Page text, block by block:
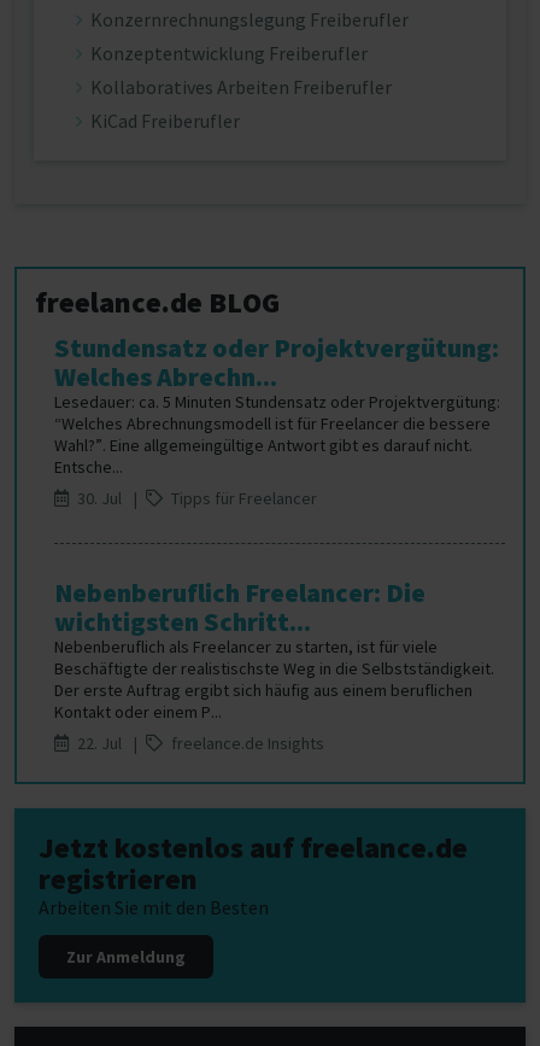
Konzernrechnungslegung Freiberufler
Konzeptentwicklung Freiberufler
Kollaboratives Arbeiten Freiberufler
KiCad Freiberufler
freelance.de BLOG
Stundensatz oder Projektvergütung:
Welches Abrechn...
Lesedauer: ca. 5 Minuten Stundensatz oder Projektvergütung:
“Welches Abrechnungsmodell ist für Freelancer die bessere
Wahl?”. Eine allgemeingültige Antwort gibt es darauf nicht.
Entsche...
30. Jul |
Tipps für Freelancer
Nebenberuflich Freelancer: Die
wichtigsten Schritt...
Nebenberuflich als Freelancer zu starten, ist für viele
Beschäftigte der realistischste Weg in die Selbstständigkeit.
Der erste Auftrag ergibt sich häufig aus einem beruflichen
Kontakt oder einem P...
22. Jul |
freelance.de Insights
Jetzt kostenlos auf freelance.de
registrieren
Arbeiten Sie mit den Besten
Zur Anmeldung